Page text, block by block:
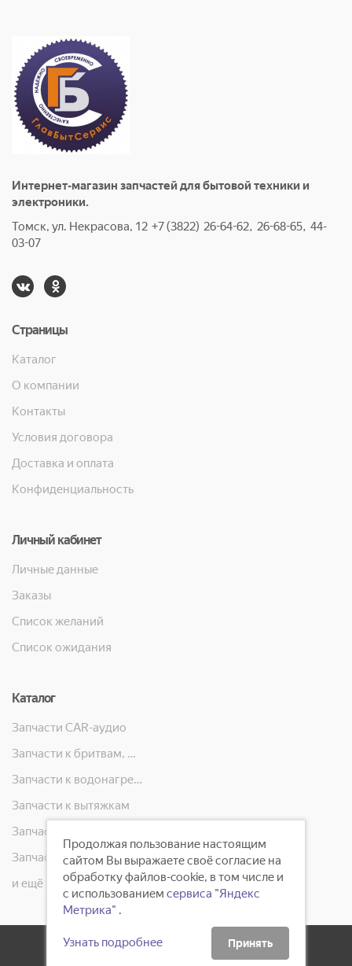
Интернет-магазин запчастей для бытовой техники и
электроники.
Томск, ул. Некрасова, 12 +7 (3822) 26-64-62, 26-68-65, 44-
03-07
Страницы
Каталог
О компании
Контакты
Условия договора
Доставка и оплата
Конфиденциальность
Личный кабинет
Личные данные
Заказы
Список желаний
Список ожидания
Каталог
Запчасти CAR-аудио
Запчасти к бритвам, машинкам для стрижки, фенам, эпиляторам, зубным щёткам
Запчасти к водонагревателям
Запчасти к вытяжкам
Запчасти к масляным радиаторам, вентиляторам, увлажнителям воздуха и теплотехнике
и ещё 23 категорий
2008 - 2026 © ГлавБытСервис
Продолжая пользование настоящим
сайтом Вы выражаете своё согласие на
обработку файлов-cookie, в том числе и
с использованием сервиса "Яндекс
Метрика" .
Узнать подробнее Принять